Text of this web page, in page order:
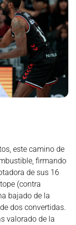
este camino de
firmando
de sus 16
(contra
bajado de la
dos convertidas.
valorado de la